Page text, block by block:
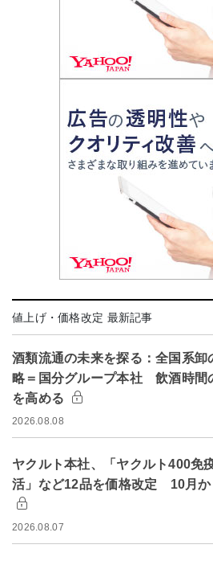
値上げ・価格改定 最新記事
酒類流通の未来を探る：全国系卸
略＝国分グループ本社 飲酒時間
を高める
2026.08.08
ヤクルト本社、「ヤクルト400免
活」など12品を価格改定 10月か
2026.08.07